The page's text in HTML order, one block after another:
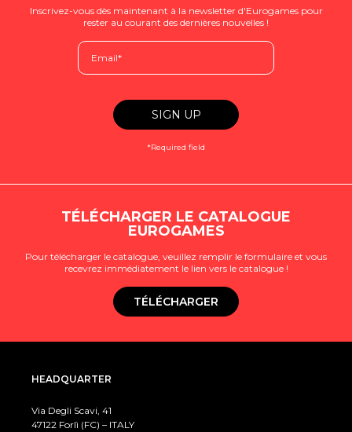
Inscrivez-vous dès maintenant à la newsletter d'Eurogames pour
rester au courant des dernières nouvelles !
*Required field
TÉLÉCHARGER LE CATALOGUE
EUROGAMES
Pour télécharger le catalogue, veuillez remplir le formulaire et vous
recevrez immédiatement le lien vers le catalogue !
TÉLÉCHARGER
HEADQUARTER
Via Degli Scavi, 41
47122 Forlì (FC) – ITALY